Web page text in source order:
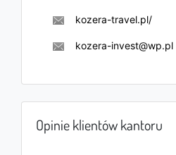
kozera-travel.pl/
kozera-invest@wp.pl
Opinie klientów kantoru